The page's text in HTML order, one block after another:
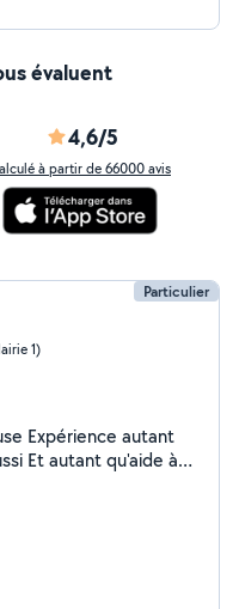
évaluent
4,6/5
à partir de 66000 avis
Particulier
1)
Expérience autant
Et autant qu'aide à